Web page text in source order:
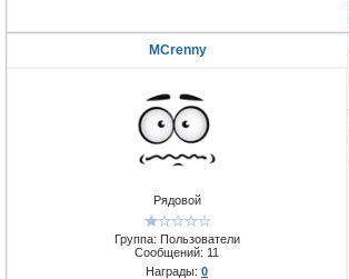
MCrenny
Рядовой
Группа: Пользователи
Сообщений: 11
Награды: 0